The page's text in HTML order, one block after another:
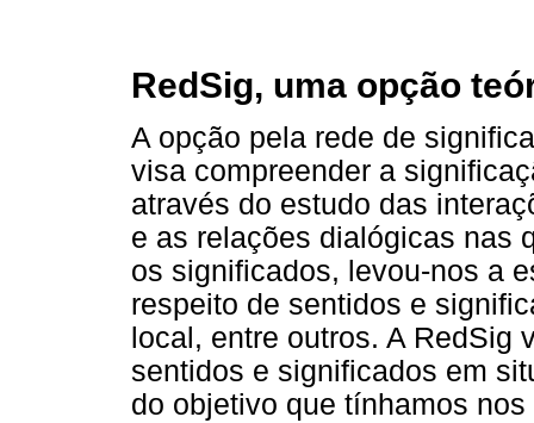
RedSig, uma opção
A opção pela rede de
visa compreender a
através do estudo das
e as relações dialógicas nas
os significados, levou-nos a
respeito de sentidos e
local, entre outros. A RedSig
sentidos e significados em
do objetivo que tínhamos nos